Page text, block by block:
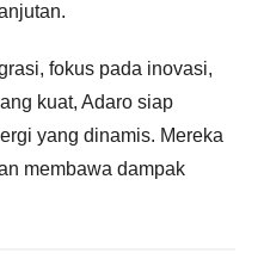
fokus pada inovasi,
kuat, Adaro siap
yang dinamis. Mereka
membawa dampak